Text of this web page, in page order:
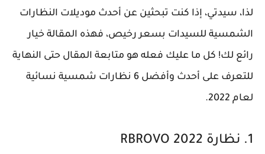
لذا، سيدتي، إذا كنت تبحثين عن أحدث موديلات النظارات
الشمسية للسيدات بسعر رخيص، فهذه المقالة خيار
رائع لك! كل ما عليك فعله هو متابعة المقال حتى النهاية
للتعرف على أحدث وأفضل 6 نظارات شمسية نسائية
لعام 2022.
1. نظارة RBROVO 2022